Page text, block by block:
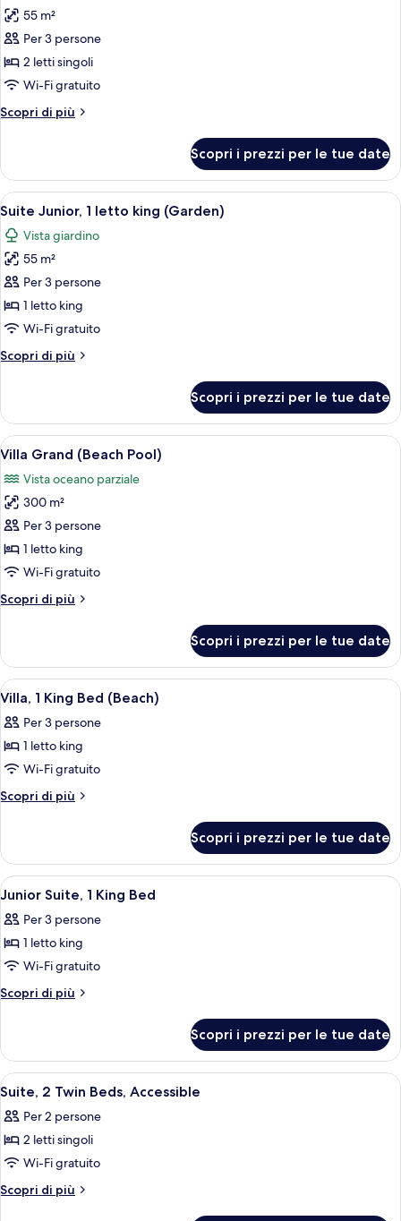
foto
per
Suite
Junior,
letti
55 m²
Per 3 persone
2 letti singoli
Wi-Fi gratuito
Scopri di più
Altri
Junior,
letti
Scopri i prezzi per le tue date
Apri
tutte
le
foto
per
Suite
Junior,
letto
Un grande letto con lenzuola
17
Suite Junior, 1 letto king (Garden)
Vista giardino
55 m²
Per 3 persone
1 letto king
Wi-Fi gratuito
Scopri di più
Altri
Junior,
letto
(Garden)
Scopri i prezzi per le tue date
Apri
tutte
le
foto
per
Villa
Grand
Pool)
Un'ampia sala da pranzo con un
12
Villa Grand (Beach Pool)
Vista oceano parziale
300 m²
Per 3 persone
1 letto king
Wi-Fi gratuito
Scopri di più
Altri
Grand
(Beach
Pool)
Scopri i prezzi per le tue date
Apri
tutte
le
foto
per
Villa,
Bed
(Beach)
Una camera d'hotel con un letto,
8
Villa, 1 King Bed (Beach)
Per 3 persone
1 letto king
Wi-Fi gratuito
Scopri di più
Altri
1
King
Bed
Scopri i prezzi per le tue date
Apri
tutte
le
foto
per
Junior
King
Bed
Camera d'albergo con un letto
7
Junior Suite, 1 King Bed
Per 3 persone
1 letto king
Wi-Fi gratuito
Scopri di più
Altri
Suite,
King
Scopri i prezzi per le tue date
Apri
tutte
le
foto
per
Suite,
Una camera d'albergo con due letti,
5
Suite, 2 Twin Beds, Accessible
Per 2 persone
2 letti singoli
Wi-Fi gratuito
Scopri di più
Altri